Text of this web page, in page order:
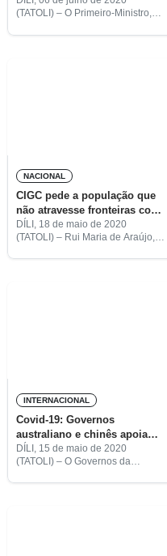
(TATOLI) – O Primeiro-Ministro,
NACIONAL
CIGC pede a população que
não atravesse fronteiras com
Indonésia
DÍLI, 18 de maio de 2020
(TATOLI) – Rui Maria de Araújo,
INTERNACIONAL
Covid-19: Governos
australiano e chinês apoiam
MS com mais equipamentos
de proteção
DÍLI, 15 de maio de 2020
(TATOLI) – O Governos da